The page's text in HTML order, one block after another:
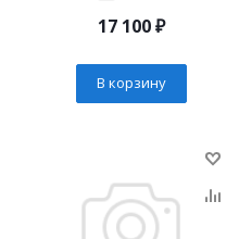
17 100₽
В корзину